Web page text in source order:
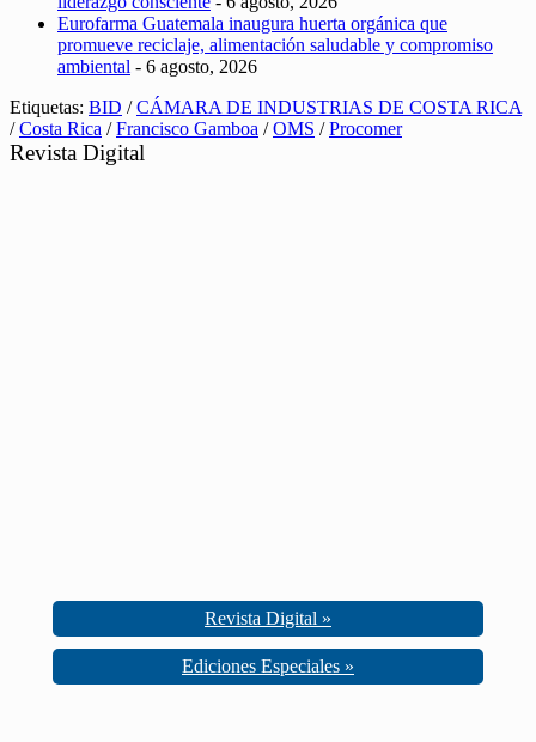
Eurofarma Guatemala inaugura huerta orgánica que
promueve reciclaje, alimentación saludable y compromiso
ambiental - 6 agosto, 2026
Etiquetas: BID /CÁMARA DE INDUSTRIAS DE COSTA RICA
/Costa Rica /Francisco Gamboa /OMS /Procomer
Revista Digital
Revista Digital »
Ediciones Especiales »